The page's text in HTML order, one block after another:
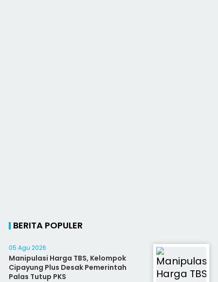
BERITA POPULER
05 Agu 2026
Manipulasi Harga TBS, Kelompok
Cipayung Plus Desak Pemerintah
Palas Tutup PKS